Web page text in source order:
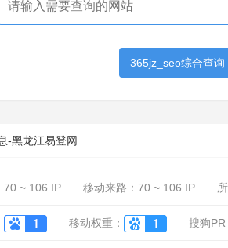
365jz_seo综合查询
-黑龙江易登网
70 ~ 106 IP 移动来路： 70 ~ 106 IP
移动权重： 搜狗PR